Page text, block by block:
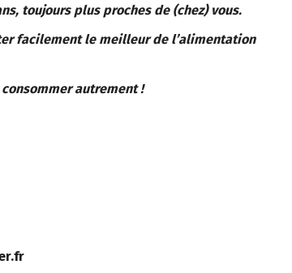
toujours plus proches de (chez) vous.
facilement le meilleur de l’alimentation
autrement !